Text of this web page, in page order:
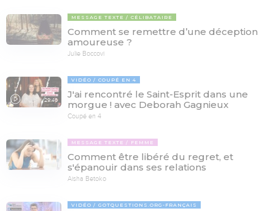
MESSAGE TEXTE CÉLIBATAIRE
Comment se remettre d’une déception
amoureuse ?
Julie Boccovi
29:46
VIDÉO COUPÉ EN 4
J'ai rencontré le Saint-Esprit dans une
morgue ! avec Deborah Gagnieux
Coupé en 4
MESSAGE TEXTE FEMME
Comment être libéré du regret, et
s'épanouir dans ses relations
Aisha Betoko
VIDÉO GOTQUESTIONS.ORG-FRANÇAIS